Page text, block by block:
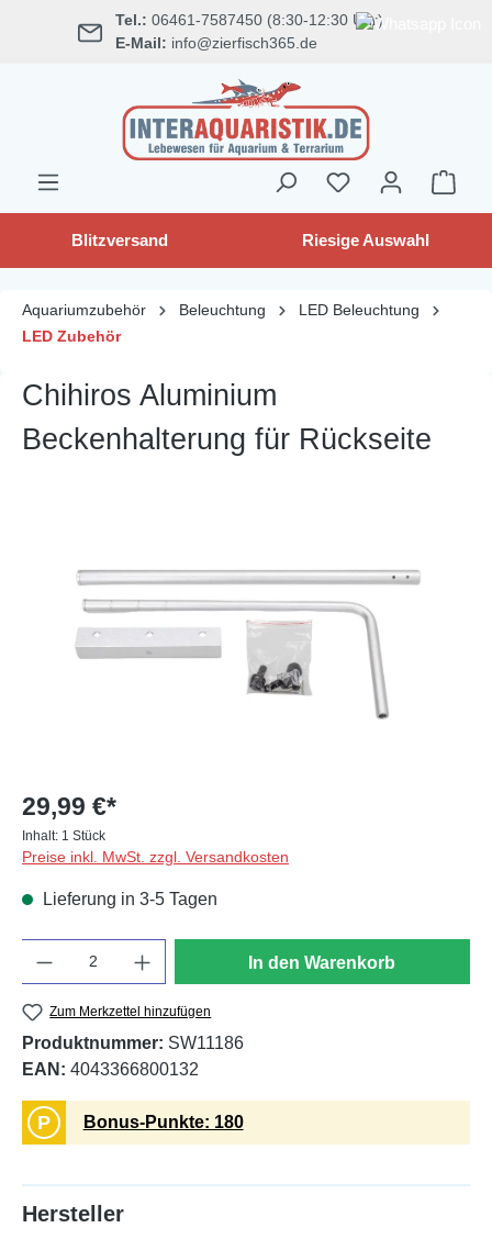
springen Tel.: 06461-7587450 (8:30-12:30 Uhr)
E-Mail: info@zierfisch365.de
Blitzversand Riesige Auswahl
Aquariumzubehör Beleuchtung
LED Beleuchtung
LED Zubehör
Chihiros Aluminium
Beckenhalterung für Rückseite
29,99 €*
Inhalt: 1 Stück
Preise inkl. MwSt. zzgl. Versandkosten
Lieferung in 3-5 Tagen
In den Warenkorb
Zum Merkzettel hinzufügen
Produktnummer: SW11186
EAN: 4043366800132
P Bonus-Punkte: 180
Hersteller